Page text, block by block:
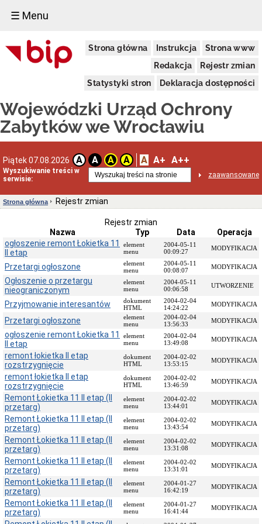
☰ Menu
Strona główna Instrukcja
Strona www
Redakcja
Rejestr zmian
Statystyki stron
Deklaracja dostępności
Wojewódzki Urząd Ochrony
Zabytków we Wrocławiu
Piątek 07.08.2026 A A A A A A+ A++
Wyszukiwanie treści w
serwisie:
zaawansowane
Dostępność
Deklaracja
dostępności
realizowanym
projekcie
dofinansowanym
Europejskich
Delegatury
adresowe
Podstawy
działalności
Osoby
i
kompetencje
Przedmiot
działania
i
kompetencje
Sprawozdawczość
finansowa
Statystyki
Wojewódzka
Rada
Ochrony
Zabytków
Poradnik
klienta
Jak
załatwić
sprawę
Przyjmowanie
interesantów
Opłaty
skarbowe
Szukam
legalnie
Obwieszczenia,
Strona główna Rejestr zmian
Rejestr zmian
Nazwa
Typ Data
Operacja
ogłoszenie remont Łokietka 11
II etap
element
menu
2004-05-11
00:09:27
MODYFIKACJA
Przetargi ogłoszone
element
menu
2004-05-11
00:08:07
MODYFIKACJA
Ogłoszenie o przetargu
nieograniczonym
element
menu
2004-05-11
00:06:58
UTWORZENIE
Przyjmowanie interesantów
dokument
HTML
2004-02-04
14:24:22
MODYFIKACJA
Przetargi ogłoszone
element
menu
2004-02-04
13:56:33
MODYFIKACJA
ogłoszenie remont Łokietka 11
II etap
element
menu
2004-02-04
13:49:08
MODYFIKACJA
remont łokietka II etap
rozstrzygnięcie
dokument
HTML
2004-02-02
13:53:15
MODYFIKACJA
remont łokietka II etap
rozstrzygnięcie
dokument
HTML
2004-02-02
13:46:59
MODYFIKACJA
Remont Łokietka 11 II etap (II
przetarg)
element
menu
2004-02-02
13:44:01
MODYFIKACJA
Remont Łokietka 11 II etap (II
przetarg)
element
menu
2004-02-02
13:43:54
MODYFIKACJA
Remont Łokietka 11 II etap (II
przetarg)
element
menu
2004-02-02
13:31:08
MODYFIKACJA
Remont Łokietka 11 II etap (II
przetarg)
element
menu
2004-02-02
13:31:01
MODYFIKACJA
Remont Łokietka 11 II etap (II
przetarg)
element
menu
2004-01-27
16:42:19
MODYFIKACJA
Remont Łokietka 11 II etap (II
przetarg)
element
menu
2004-01-27
16:41:44
MODYFIKACJA